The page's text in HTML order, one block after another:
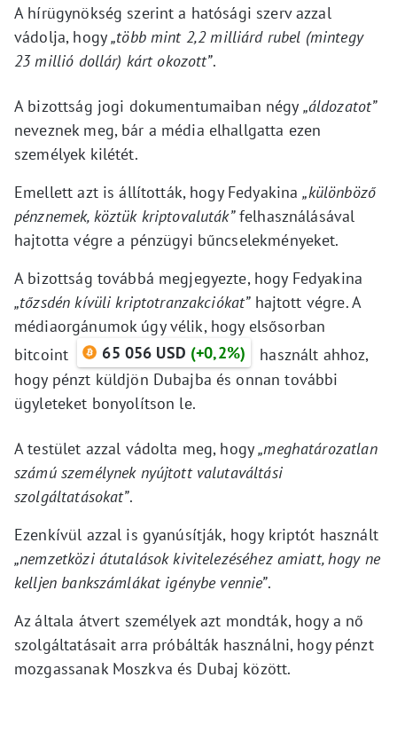
A hírügynökség szerint a hatósági szerv azzal
vádolja, hogy„több mint 2,2 milliárd rubel (mintegy
23 millió dollár) kárt okozott”.
A bizottság jogi dokumentumaiban négy „áldozatot”
neveznek meg, bár a média elhallgatta ezen
személyek kilétét.
Emellett azt is állították, hogy Fedyakina„különböző
pénznemek, köztük kriptovaluták”felhasználásával
hajtotta végre a pénzügyi bűncselekményeket.
A bizottság továbbá megjegyezte, hogy Fedyakina
„tőzsdén kívüli kriptotranzakciókat”hajtott végre. A
médiaorgánumok úgy vélik, hogy elsősorban
bitcoint
65 056 USD (+0,2%)
használt ahhoz,
hogy pénzt küldjön Dubajba és onnan további
ügyleteket bonyolítson le.
A testület azzal vádolta meg, hogy„meghatározatlan
számú személynek nyújtott valutaváltási
szolgáltatásokat”.
Ezenkívül azzal is gyanúsítják, hogy kriptót használt
„nemzetközi átutalások kivitelezéséhez amiatt, hogy ne
kelljen bankszámlákat igénybe vennie”.
Az általa átvert személyek azt mondták, hogy a nő
szolgáltatásait arra próbálták használni, hogy pénzt
mozgassanak Moszkva és Dubaj között.